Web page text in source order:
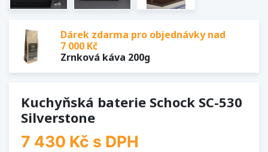
Dárek zdarma pro objednávky nad
7 000 Kč
Zrnková káva 200g
Kuchyňská baterie Schock SC-530
Silverstone
7 430 Kč s DPH